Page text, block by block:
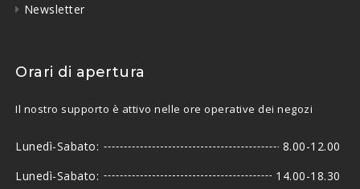
Newsletter
Orari di apertura
Il nostro supporto è attivo nelle ore operative dei negozi
Lunedì-Sabato:
8.00-12.00
Lunedì-Sabato:
14.00-18.30